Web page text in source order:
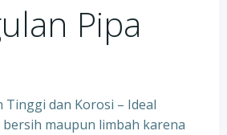
Pipa
Tinggi dan Korosi – Ideal
maupun limbah karena